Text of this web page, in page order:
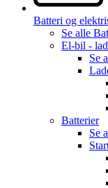
Batteri og
Se alle
El-bil -
Se
Batterier
Se